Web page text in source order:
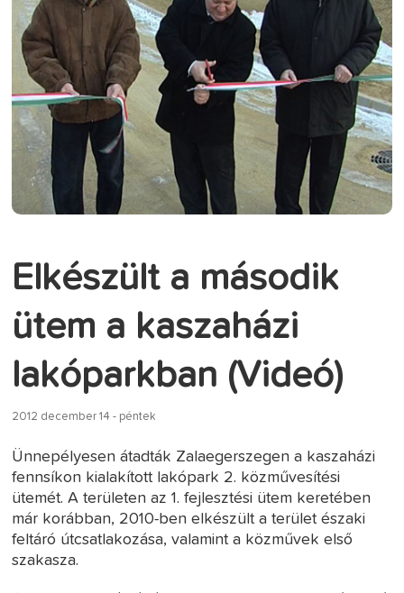
Elkészült a második
ütem a kaszaházi
lakóparkban (Videó)
2012 december 14 - péntek
Ünnepélyesen átadták Zalaegerszegen a kaszaházi
fennsíkon kialakított lakópark 2. közművesítési
ütemét. A területen az 1. fejlesztési ütem keretében
már korábban, 2010-ben elkészült a terület északi
feltáró útcsatlakozása, valamint a közművek első
szakasza.